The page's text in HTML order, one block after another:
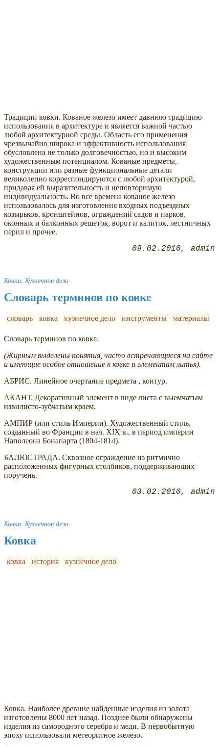
Традиции ковки. Кованое железо имеет давнюю традицию
использования в архитектуре и является важной частью
любой архитектурной среды. Область его применения
чрезвычайно широка и эффективность использования
обусловлена не только долговечностью, но и высоким
художественным потенциалом. Кованые предметы,
конструкции или разные функциональные детали
великолепно корреспондируются с любой архитектурой,
придавая ей выразительность и неповторимую
индивидуальность. Во все времена кованое железо
использовалось для изготовления входных подъездных
козырьков, кронштейнов, ограждений садов и парков,
оконных и балконных решеток, ворот и калиток, лестничных
перил и прочее.
09.02.2010 admin
Ковка. Кузнечное дело
Словарь терминов по ковке
словарь ковка кузнечное дело инструменты материалы
Словарь терминов по ковке.
(Жирным выделены понятия, часто встречающиеся на сайте
и имеющие особое отношение к ковке и элементам литья).
АБРИС. Линейное очертание предмета , контур.
АКАНТ. Декоративный элемент в виде листа с выемчатым
извилисто-зубчатым краем.
АМПИР (или стиль Империи). Художественный стиль,
созданный во Франции в нач. XIX в., в период империи
Наполеона Бонапарта (1804-1814).
БАЛЮСТРАДА. Сквозное ограждение из ритмично
расположенных фигурных столбиков, поддерживающих
поручень.
03.02.2010 admin
Ковка. Кузнечное дело
Ковка
ковка история кузнечное дело
Ковка. Наиболее древние найденные изделия из золота
изготовлены 8000 лет назад. Позднее были обнаружены
изделия из самородного серебра и меди. В первобытную
эпоху использовали метеоритное железо.